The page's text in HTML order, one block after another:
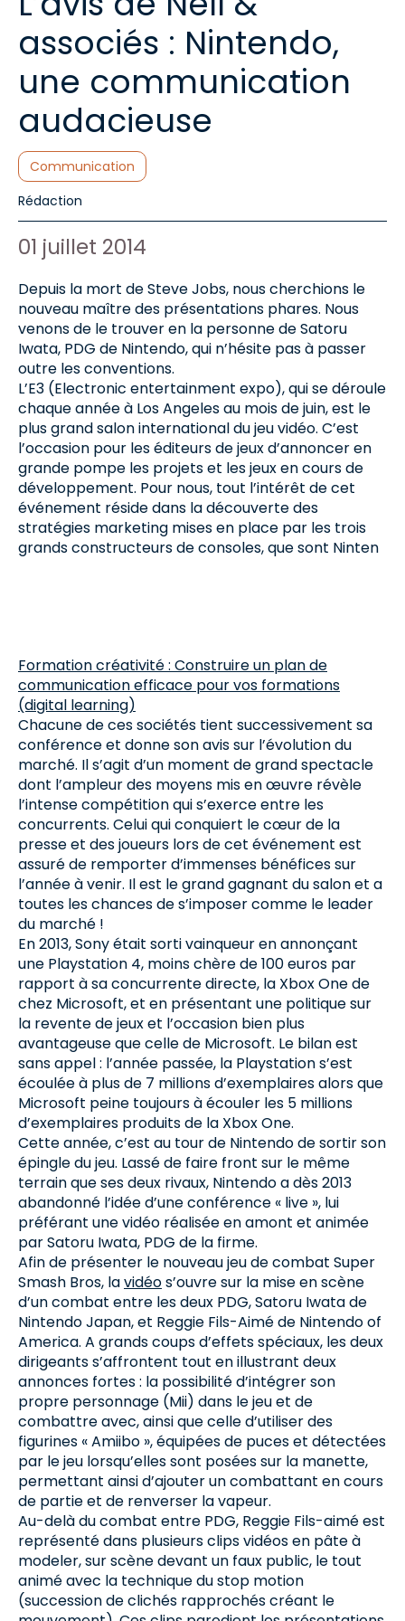
associés : Nintendo,
une communication
audacieuse
Catégories :
Communication
Auteur de l'article :
Rédaction
Date de publication :
01 juillet 2014
Depuis la mort de Steve Jobs, nous cherchions le
nouveau maître des présentations phares. Nous
venons de le trouver en la personne de Satoru
Iwata, PDG de Nintendo, qui n’hésite pas à passer
outre les conventions.
L’E3 (Electronic entertainment expo), qui se déroule
chaque année à Los Angeles au mois de juin, est le
plus grand salon international du jeu vidéo. C’est
l’occasion pour les éditeurs de jeux d’annoncer en
grande pompe les projets et les jeux en cours de
développement. Pour nous, tout l’intérêt de cet
événement réside dans la découverte des
stratégies marketing mises en place par les trois
grands constructeurs de consoles, que sont Ninten
Formation créativité : Construire un plan de
communication efficace pour vos formations
(digital learning)
Chacune de ces sociétés tient successivement sa
conférence et donne son avis sur l’évolution du
marché. Il s’agit d’un moment de grand spectacle
dont l’ampleur des moyens mis en œuvre révèle
l’intense compétition qui s’exerce entre les
concurrents. Celui qui conquiert le cœur de la
presse et des joueurs lors de cet événement est
assuré de remporter d’immenses bénéfices sur
l’année à venir. Il est le grand gagnant du salon et a
toutes les chances de s’imposer comme le leader
du marché !
En 2013, Sony était sorti vainqueur en annonçant
une Playstation 4, moins chère de 100 euros par
rapport à sa concurrente directe, la Xbox One de
chez Microsoft, et en présentant une politique sur
la revente de jeux et l’occasion bien plus
avantageuse que celle de Microsoft. Le bilan est
sans appel : l’année passée, la Playstation s’est
écoulée à plus de 7 millions d’exemplaires alors que
Microsoft peine toujours à écouler les 5 millions
d’exemplaires produits de la Xbox One.
Cette année, c’est au tour de Nintendo de sortir son
épingle du jeu. Lassé de faire front sur le même
terrain que ses deux rivaux, Nintendo a dès 2013
abandonné l’idée d’une conférence « live », lui
préférant une vidéo réalisée en amont et animée
par Satoru Iwata, PDG de la firme.
Afin de présenter le nouveau jeu de combat Super
Smash Bros, lavidéos’ouvre sur la mise en scène
d’un combat entre les deux PDG, Satoru Iwata de
Nintendo Japan, et Reggie Fils-Aimé de Nintendo of
America. A grands coups d’effets spéciaux, les deux
dirigeants s’affrontent tout en illustrant deux
annonces fortes : la possibilité d’intégrer son
propre personnage (Mii) dans le jeu et de
combattre avec, ainsi que celle d’utiliser des
figurines « Amiibo », équipées de puces et détectées
par le jeu lorsqu’elles sont posées sur la manette,
permettant ainsi d’ajouter un combattant en cours
de partie et de renverser la vapeur.
Au-delà du combat entre PDG, Reggie Fils-aimé est
représenté dans plusieurs clips vidéos en pâte à
modeler, sur scène devant un faux public, le tout
animé avec la technique du stop motion
(succession de clichés rapprochés créant le